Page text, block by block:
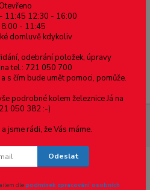
Menu
Otevřeno
11:45 12:30 - 16:00
- 11:45
domluvě kdykoliv
odebrání položek, úpravy
tel.: 721 050 700
s čím bude umět pomoci, pomůže.
podrobné kolem železnice Já na
050 382 :-)
jsme rádi, že Vás máme.
Odeslat
dlepodmínek zpracování osobních